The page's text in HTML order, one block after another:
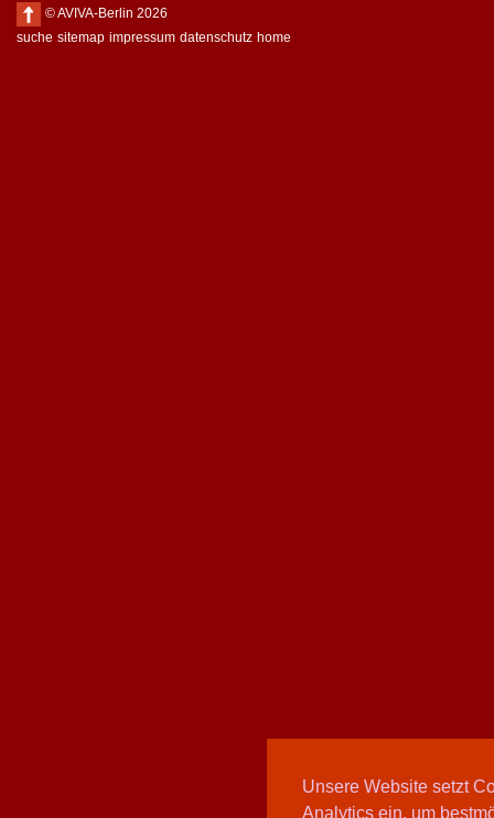
Unsere Website setzt
Analytics ein, um
© AVIVA-Berlin 2026
suche sitemap impressum datenschutz home